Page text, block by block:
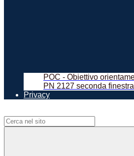
POC - Obiettivo
PN 2127 seconda finestra
Privacy